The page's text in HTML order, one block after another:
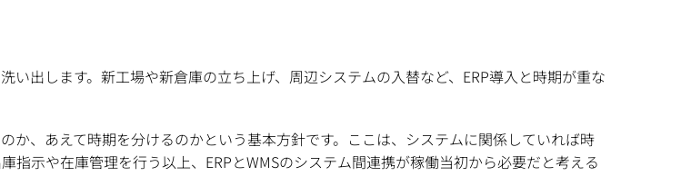
出します。新工場や新倉庫の立ち上げ、周辺システムの入替など、ERP導入と時期が重な
か、あえて時期を分けるのかという基本方針です。ここは、システムに関係していれば時
示や在庫管理を行う以上、ERPとWMSのシステム間連携が稼働当初から必要だと考える